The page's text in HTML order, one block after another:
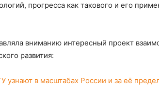
прогресса как такового и его
вниманию интересный проект
развития:
узнают в масштабах России и за её